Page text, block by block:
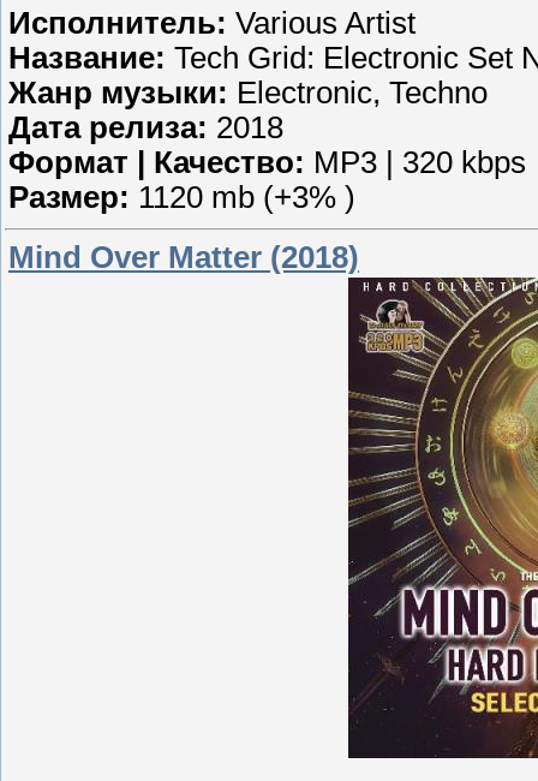
Исполнитель: Various Artist
Название: Tech Grid: Electronic Set
Жанр музыки: Electronic, Techno
Дата релиза: 2018
Формат | Качество: MP3 | 320 kbps
Размер: 1120 mb (+3% )
Mind Over Matter (2018)